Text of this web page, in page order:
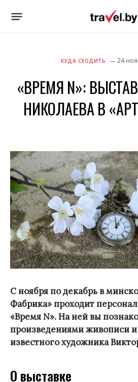
КУДА СХОДИТЬ 24
«ВРЕМЯ N»:
НИКОЛАЕВА В
С ноября по декабрь в
Фабрика» проходит
«Время N». На ней вы
произведениями живописи
известного художника
О выставке